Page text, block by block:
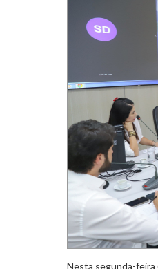
Nesta segunda-feira